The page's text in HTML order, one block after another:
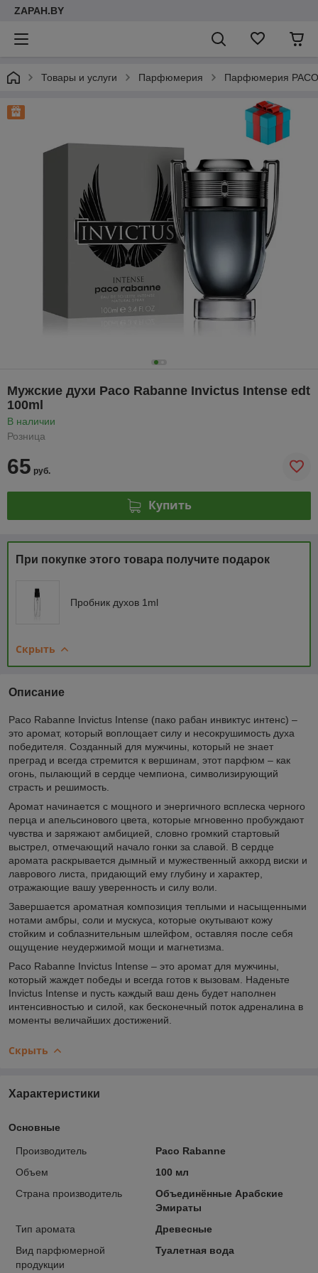
ZAPAH.BY
Товары и услуги Парфюмерия Парфюмерия
Мужские духи Paco Rabanne Invictus Intense edt
100ml
В наличии
Розница
65 руб.
Купить
При покупке этого товара получите подарок
Пробник духов 1ml
Скрыть
Описание
Paco Rabanne Invictus Intense (пако рабан инвиктус интенс) –
это аромат, который воплощает силу и несокрушимость духа
победителя. Созданный для мужчины, который не знает
преград и всегда стремится к вершинам, этот парфюм – как
огонь, пылающий в сердце чемпиона, символизирующий
страсть и решимость.
Аромат начинается с мощного и энергичного всплеска черного
перца и апельсинового цвета, которые мгновенно пробуждают
чувства и заряжают амбицией, словно громкий стартовый
выстрел, отмечающий начало гонки за славой. В сердце
аромата раскрывается дымный и мужественный аккорд виски и
лаврового листа, придающий ему глубину и характер,
отражающие вашу уверенность и силу воли.
Завершается ароматная композиция теплыми и насыщенными
нотами амбры, соли и мускуса, которые окутывают кожу
стойким и соблазнительным шлейфом, оставляя после себя
ощущение неудержимой мощи и магнетизма.
Paco Rabanne Invictus Intense – это аромат для мужчины,
который жаждет победы и всегда готов к вызовам. Наденьте
Invictus Intense и пусть каждый ваш день будет наполнен
интенсивностью и силой, как бесконечный поток адреналина в
моменты величайших достижений.
Скрыть
Характеристики
Основные
Производитель
Paco Rabanne
Объем
100 мл
Страна производитель
Объединённые Арабские
Эмираты
Тип аромата
Древесные
Вид парфюмерной
продукции
Туалетная вода